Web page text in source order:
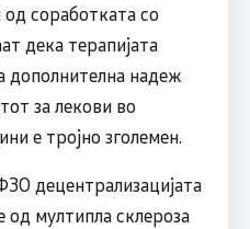
од соработката со
дека терапијата
дополнителна надеж
за лекови во
е тројно зголемен.
децентрализацијата
од мултипла склероза